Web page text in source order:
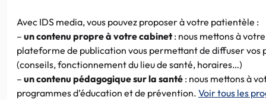
Avec IDS media, vous pouvez proposer à votre patientèle :
– un contenu propre à votre cabinet: nous mettons à
plateforme de publication vous permettant de diffuser vos
(conseils, fonctionnement du lieu de santé, horaires…)
– un contenu pédagogique sur la santé : nous mettons à
programmes d’éducation et de prévention. Voir tous les